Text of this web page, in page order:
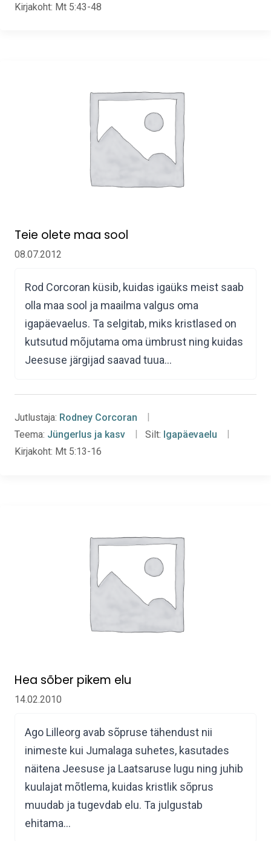
Kirjakoht: Mt 5:43-48
Teie olete maa sool
08.07.2012
Rod Corcoran küsib, kuidas igaüks meist saab
olla maa sool ja maailma valgus oma
igapäevaelus. Ta selgitab, miks kristlased on
kutsutud mõjutama oma ümbrust ning kuidas
Jeesuse järgijad saavad tuua…
Jutlustaja: Rodney Corcoran
Teema: Jüngerlus ja kasv Silt: Igapäevaelu
Kirjakoht: Mt 5:13-16
Hea sõber pikem elu
14.02.2010
Ago Lilleorg avab sõpruse tähendust nii
inimeste kui Jumalaga suhetes, kasutades
näitena Jeesuse ja Laatsaruse lugu ning juhib
kuulajat mõtlema, kuidas kristlik sõprus
muudab ja tugevdab elu. Ta julgustab
ehitama…